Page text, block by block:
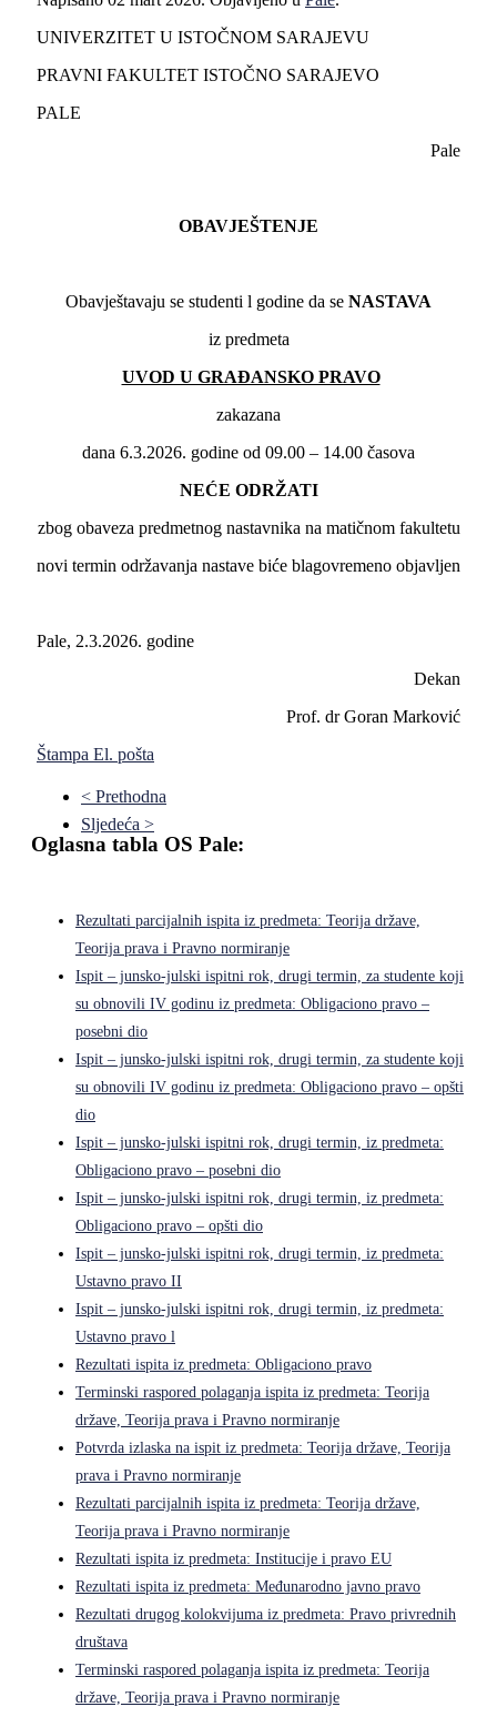
UNIVERZITET U ISTOČNOM SARAJEVU
PRAVNI FAKULTET ISTOČNO SARAJEVO
PALE
Pale
OBAVJEŠTENJE
Obavještavaju se studenti l godine da se NASTAVA
iz predmeta
UVOD U GRAĐANSKO PRAVO
zakazana
dana 6.3.2026. godine od 09.00 – 14.00 časova
NEĆE ODRŽATI
zbog obaveza predmetnog nastavnika na matičnom fakultetu
novi termin održavanja nastave biće blagovremeno objavljen
Pale, 2.3.2026. godine
Dekan
Prof. dr Goran Marković
Štampa El. pošta
< Prethodna
Sljedeća >
Oglasna tabla OS Pale:
Rezultati parcijalnih ispita iz predmeta: Teorija države,
Teorija prava i Pravno normiranje
Ispit – junsko-julski ispitni rok, drugi termin, za studente koji
su obnovili IV godinu iz predmeta: Obligaciono pravo –
posebni dio
Ispit – junsko-julski ispitni rok, drugi termin, za studente koji
su obnovili IV godinu iz predmeta: Obligaciono pravo – opšti
dio
Ispit – junsko-julski ispitni rok, drugi termin, iz predmeta:
Obligaciono pravo – posebni dio
Ispit – junsko-julski ispitni rok, drugi termin, iz predmeta:
Obligaciono pravo – opšti dio
Ispit – junsko-julski ispitni rok, drugi termin, iz predmeta:
Ustavno pravo II
Ispit – junsko-julski ispitni rok, drugi termin, iz predmeta:
Ustavno pravo l
Rezultati ispita iz predmeta: Obligaciono pravo
Terminski raspored polaganja ispita iz predmeta: Teorija
države, Teorija prava i Pravno normiranje
Potvrda izlaska na ispit iz predmeta: Teorija države, Teorija
prava i Pravno normiranje
Rezultati parcijalnih ispita iz predmeta: Teorija države,
Teorija prava i Pravno normiranje
Rezultati ispita iz predmeta: Institucije i pravo EU
Rezultati ispita iz predmeta: Međunarodno javno pravo
Rezultati drugog kolokvijuma iz predmeta: Pravo privrednih
društava
Terminski raspored polaganja ispita iz predmeta: Teorija
države, Teorija prava i Pravno normiranje